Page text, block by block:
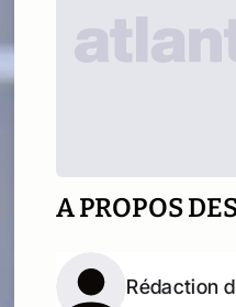
A PROPOS
Rédaction